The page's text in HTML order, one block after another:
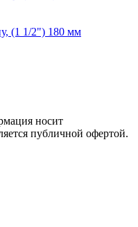
(1 1/2") 180 мм
носит
публичной офертой.